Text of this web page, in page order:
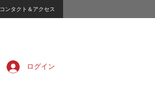
コンタクト＆アクセス
ログイン